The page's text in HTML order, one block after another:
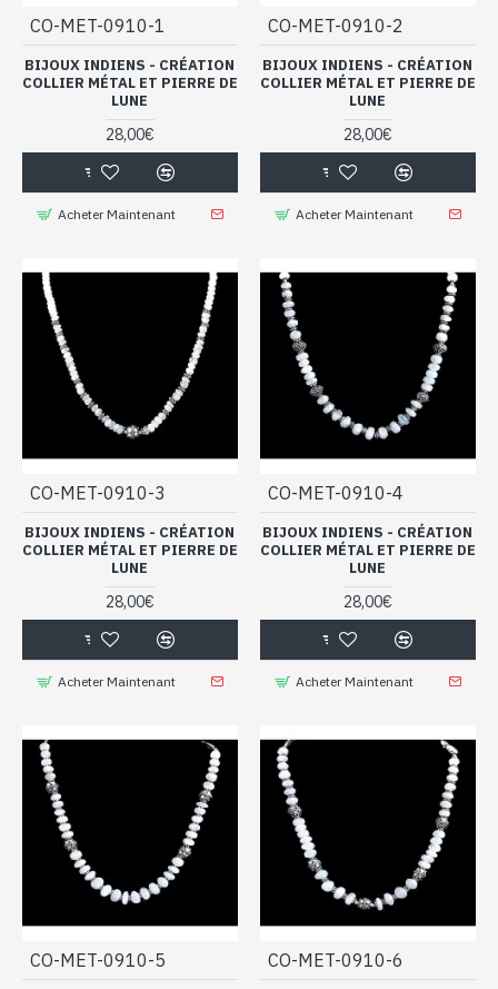
CO-MET-0910-1
BIJOUX INDIENS - CRÉATION
COLLIER MÉTAL ET PIERRE DE
LUNE
28,00€
Acheter Maintenant
CO-MET-0910-2
BIJOUX INDIENS - CRÉATION
COLLIER MÉTAL ET PIERRE DE
LUNE
28,00€
Acheter Maintenant
CO-MET-0910-3
BIJOUX INDIENS - CRÉATION
COLLIER MÉTAL ET PIERRE DE
LUNE
28,00€
Acheter Maintenant
CO-MET-0910-4
BIJOUX INDIENS - CRÉATION
COLLIER MÉTAL ET PIERRE DE
LUNE
28,00€
Acheter Maintenant
CO-MET-0910-5 CO-MET-0910-6